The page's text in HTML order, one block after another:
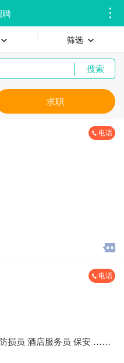
聘
筛选
搜索
求职
电话
电话
服装店营业员 超市营业员 防损员 酒店服务员 保安 ……